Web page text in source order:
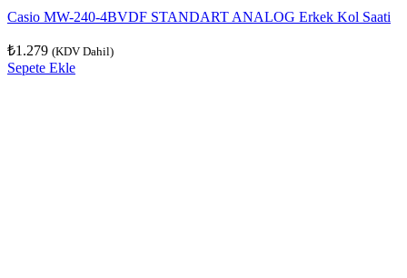
Casio MW-240-4BVDF STANDART ANALOG Erkek Kol Saati
₺1.279 (KDV Dahil)
Sepete Ekle